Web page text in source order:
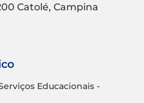
Catolé, Campina
Educacionais -